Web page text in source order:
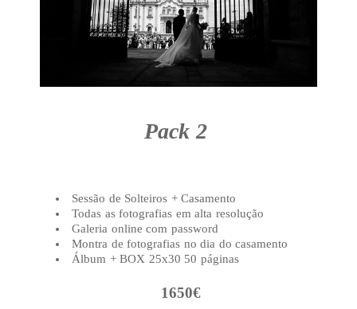
Pack 2
Sessão de Solteiros + Casamento
Todas as fotografias em alta resolução
Galeria online com password
Montra de fotografias no dia do casamento
Álbum + BOX 25x30 50 páginas
1650€